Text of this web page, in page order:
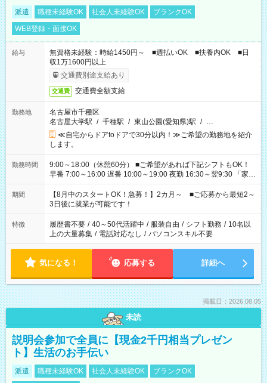
派遣 職種未経験OK 社会人未経験OK
ブランクOK
WEB登録・面接OK
給与
無資格未経験：時給1450円～ ■週払いOK ■扶養内OK ■日
収1万1600円以上
交通費別途支給あり
交通費 交通費全額支給
勤務地
名古屋市千種区
名古屋大学駅 / 千種駅 / 東山公園(愛知県)駅 / …
≪自宅からドアtoドアで30分以内！≫ご希望の勤務地を紹介
します。
勤務時間
9:00～18:00（休憩60分） ■ご希望があれば下記シフトもOK！
早番 7:00～16:00 遅番 10:00～19:00 夜勤 16:30～翌9:30 「家族
と休みを合わせたい」 「余裕を持って夕飯の準備がしたい」
「できれば残業はしたくない」 など、ご希望を教えてください
ね。 ※Wワーク希望の方へ 今ご覧のお仕事で希望する勤務時間
と、もう1つのお仕事の勤務時間。 合計で週40時間を超える場
合は応募できません。
期間
【8月中のスタートOK！急募！】2カ月～ ■ご応募から最短2～
3日後に就業が可能です！
特徴 履歴書不要 / 40～50代活躍中 / 服装自由 / シフト勤務 / 10名以
上の大量募集 / 電話対応なし / パソコンスキル不要
気になる！ 応募する 詳細へ
掲載日：2026.08.05
未読
説明会参加で全員に【現金2千円相当プレゼン
ト】生活のお手伝い
派遣 職種未経験OK 社会人未経験OK
ブランクOK